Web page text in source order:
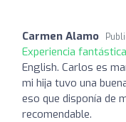
Carmen Alamo
Experiencia
English. Carlos es
mi hija tuvo una
eso que disponía de
recomendable.